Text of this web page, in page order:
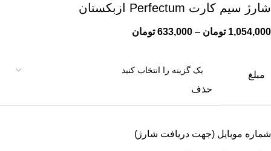
شارژ سیم کارت Perfectum ازبکستان
1,054,000 تومان –
633,000 تومان
مبلغ
حذف
شماره موبایل (جهت دریافت شارژ)